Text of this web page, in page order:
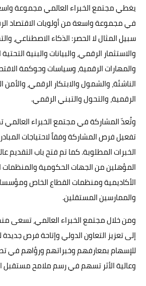
يغطي مجتمع الخبراء العالمي مجموعة
في مجموعة واسعة من أولويات الاقتصاد
سبيل المثال لا الحصر: الذكاء الاصطناعي،
والاستثمار الرقمي، والبيانات والبنية
والمهارات الرقمية، وسياسات وحوكمة
الناشئة، والشمول والابتكار الرقمي، والأمن
الرقمية، والتحول والتبني الرقمي.
وتُعدّ المشاركة في مجتمع الخبراء
تفعيل فرص المشاركة وفقاً لاحتياجات
الخبرات المطلوبة. كما تم فتح باب التقديم
المؤهلين من الجهات الحكومية
الأكاديمية ومنظمات القطاع الخاص
والممارسين المستقلين.
ومن خلال مجتمع الخبراء العالمي، تسعى
إلى تعزيز التعاون الدولي وإتاحة فرص جديدة
للإسهام بمعارفهم وخبراتهم ورؤاهم في
وعالية الأثر تسهم في رسم ملامح مستقبل